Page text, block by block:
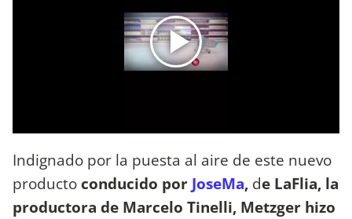
Indignado por la puesta al aire de este nuevo
producto conducido por JoseMa, de LaFlia, la
productora de Marcelo Tinelli, Metzger hizo